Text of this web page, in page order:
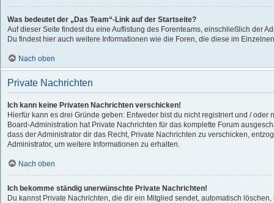
Was bedeutet der „Das Team“-Link auf der Startseite?
Auf dieser Seite findest du eine Auflistung des Forenteams, einschließlich der
Du findest hier auch weitere Informationen wie die Foren, die diese im
Nach oben
Private Nachrichten
Ich kann keine Privaten Nachrichten verschicken!
Hierfür kann es drei Gründe geben: Entweder bist du nicht registriert und / oder
Board-Administration hat Private Nachrichten für das komplette Forum
dass der Administrator dir das Recht, Private Nachrichten zu verschicken,
Administrator, um weitere Informationen zu erhalten.
Nach oben
Ich bekomme ständig unerwünschte Private Nachrichten!
Du kannst Private Nachrichten, die dir ein Mitglied sendet, automatisch